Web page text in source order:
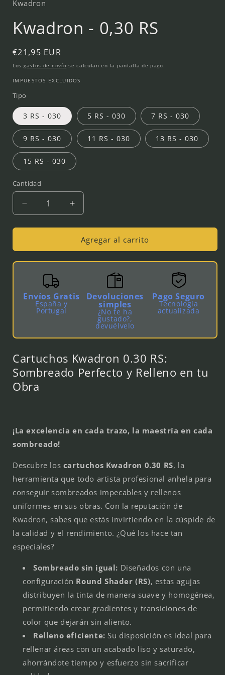
ventana
Kwadron
Kwadron - 0,30 RS
Precio
habitual
€21,95 EUR
Los gastos de envío se calculan en la pantalla de pago.
IMPUESTOS EXCLUIDOS
Tipo
3 RS - 030 5 RS - 030 7 RS - 030
9 RS - 030 11 RS - 030 13 RS - 030
15 RS - 030
Cantidad
Reducir
cantidad
para
-
0,30
Aumentar
cantidad
para
Kwadron
-
0,30
Agregar al carrito
Envíos Gratis
España y
Portugal
Devoluciones
simples
¿No te ha
gustado?,
devuélvelo
Pago Seguro
Tecnología
actualizada
Cartuchos Kwadron 0.30 RS:
Sombreado Perfecto y Relleno en tu
Obra
¡La excelencia en cada trazo, la maestría en cada
sombreado!
Descubre los cartuchos Kwadron 0.30 RS, la
herramienta que todo artista profesional anhela para
conseguir sombreados impecables y rellenos
uniformes en sus obras. Con la reputación de
Kwadron, sabes que estás invirtiendo en la cúspide de
la calidad y el rendimiento. ¿Qué los hace tan
especiales?
Sombreado sin igual: Diseñados con una
configuración Round Shader (RS), estas agujas
distribuyen la tinta de manera suave y homogénea,
permitiendo crear gradientes y transiciones de
color que dejarán sin aliento.
Relleno eficiente: Su disposición es ideal para
rellenar áreas con un acabado liso y saturado,
ahorrándote tiempo y esfuerzo sin sacrificar